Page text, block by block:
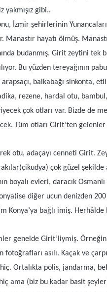
gibi..
İzmir şehirlerinin
Manastır hayatı ölmüş.
budanmış. Girit zeytini tek
Bu yüzden tereyağının
balkabağı sinkonta,
rezene, hardal otu,
çok otları var. Bizde de
Tüm otları Girit’ten
otu, adaçayı cenneti Girit.
çok güzel
boyalı evleri, daracık
diğer ucun denizden 200
Konya’ya bağlı imiş.
genelde Girit’liymiş.
asılı. Kaçak ve
Ortalıkta polis, jandarma,
ama (biz bu kadar basit